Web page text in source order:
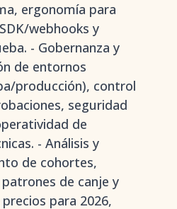
ergonomía para
webhooks y
- Gobernanza y
de entornos
producción), control
seguridad
de
- Análisis y
de cohortes,
de canje y
para 2026,